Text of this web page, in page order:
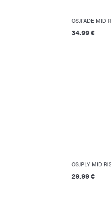
34.99 €
29.99 €